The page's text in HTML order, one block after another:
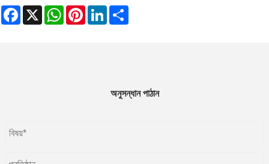
Facebook
X WhatsAppPinterestLinkedIn
অনুসন্ধান পাঠান